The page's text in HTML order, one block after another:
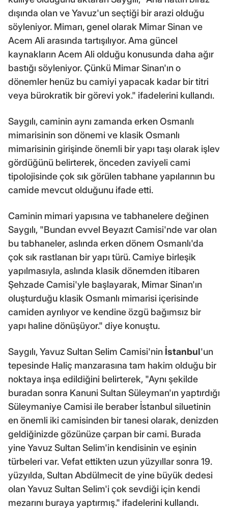
dışında olan ve Yavuz'un seçtiği bir arazi olduğu
söyleniyor. Mimarı, genel olarak Mimar Sinan ve
Acem Ali arasında tartışılıyor. Ama güncel
kaynakların Acem Ali olduğu konusunda daha ağır
bastığı söyleniyor. Çünkü Mimar Sinan'ın o
dönemler henüz bu camiyi yapacak kadar bir titri
veya bürokratik bir görevi yok." ifadelerini kullandı.
Saygılı, caminin aynı zamanda erken Osmanlı
mimarisinin son dönemi ve klasik Osmanlı
mimarisinin girişinde önemli bir yapı taşı olarak işlev
gördüğünü belirterek, önceden zaviyeli cami
tipolojisinde çok sık görülen tabhane yapılarının bu
camide mevcut olduğunu ifade etti.
Caminin mimari yapısına ve tabhanelere değinen
Saygılı, "Bundan evvel Beyazıt Camisi'nde var olan
bu tabhaneler, aslında erken dönem Osmanlı'da
çok sık rastlanan bir yapı türü. Camiye birleşik
yapılmasıyla, aslında klasik dönemden itibaren
Şehzade Camisi'yle başlayarak, Mimar Sinan'ın
oluşturduğu klasik Osmanlı mimarisi içerisinde
camiden ayrılıyor ve kendine özgü bağımsız bir
yapı haline dönüşüyor." diye konuştu.
Saygılı, Yavuz Sultan Selim Camisi'nin İstanbul'un
tepesinde Haliç manzarasına tam hakim olduğu bir
noktaya inşa edildiğini belirterek, "Aynı şekilde
buradan sonra Kanuni Sultan Süleyman'ın yaptırdığı
Süleymaniye Camisi ile beraber İstanbul siluetinin
en önemli iki camisinden bir tanesi olarak, denizden
geldiğinizde gözünüze çarpan bir cami. Burada
yine Yavuz Sultan Selim'in kendisinin ve eşinin
türbeleri var. Vefat ettikten uzun yüzyıllar sonra 19.
yüzyılda, Sultan Abdülmecit de yine büyük dedesi
olan Yavuz Sultan Selim'i çok sevdiği için kendi
mezarını buraya yaptırmış." ifadelerini kullandı.